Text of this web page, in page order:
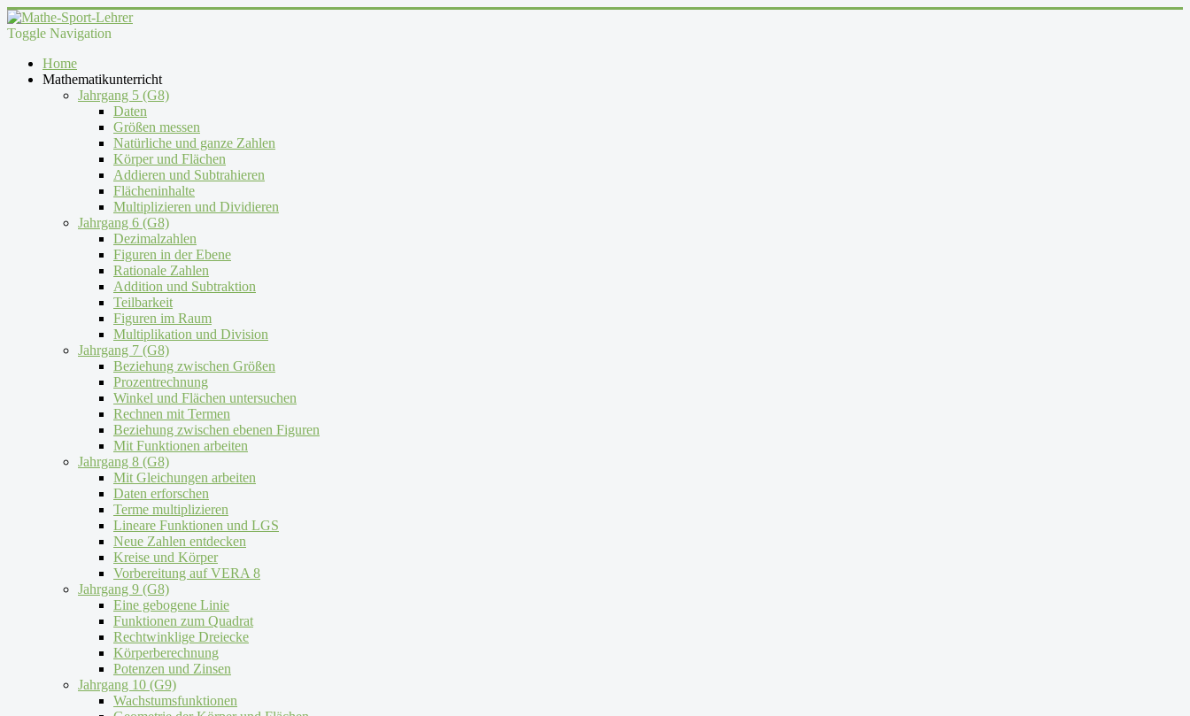
Toggle Navigation
Home
Mathematikunterricht
Jahrgang 5 (G8)
Daten
Größen messen
Natürliche und ganze Zahlen
Körper und Flächen
Addieren und Subtrahieren
Flächeninhalte
Multiplizieren und Dividieren
Jahrgang 6 (G8)
Dezimalzahlen
Figuren in der Ebene
Rationale Zahlen
Addition und Subtraktion
Teilbarkeit
Figuren im Raum
Multiplikation und Division
Jahrgang 7 (G8)
Beziehung zwischen Größen
Prozentrechnung
Winkel und Flächen untersuchen
Rechnen mit Termen
Beziehung zwischen ebenen Figuren
Mit Funktionen arbeiten
Jahrgang 8 (G8)
Mit Gleichungen arbeiten
Daten erforschen
Terme multiplizieren
Lineare Funktionen und LGS
Neue Zahlen entdecken
Kreise und Körper
Vorbereitung auf VERA 8
Jahrgang 9 (G8)
Eine gebogene Linie
Funktionen zum Quadrat
Rechtwinklige Dreiecke
Körperberechnung
Potenzen und Zinsen
Jahrgang 10 (G9)
Wachstumsfunktionen